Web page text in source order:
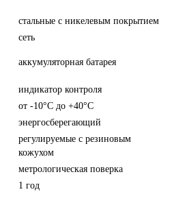
стальные с никелевым покрытием
сеть
аккумуляторная батарея
индикатор контроля
от -10°C до +40°C
энергосберегающий
регулируемые с резиновым
кожухом
метрологическая поверка
1 год